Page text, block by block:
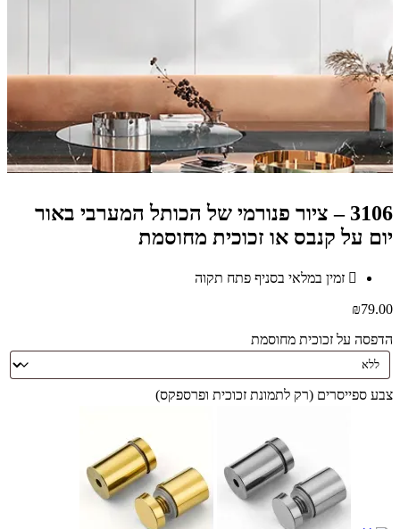
3106 – ציור פנורמי של הכותל המערבי באור
יום על קנבס או זכוכית מחוסמת
זמין במלאי בסניף פתח תקוה
₪79.00
הדפסה על זכוכית מחוסמת
צבע ספייסרים (רק לתמונת זכוכית ופרספקס)